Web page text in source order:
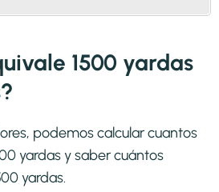
1500 yardas
podemos calcular cuantos
yardas y saber cuántos
yardas.